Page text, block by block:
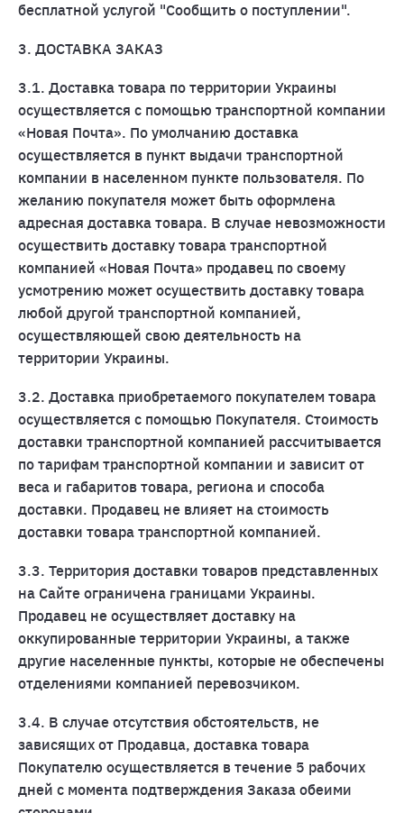
бесплатной услугой "Сообщить о поступлении".
3. ДОСТАВКА ЗАКАЗ
3.1. Доставка товара по территории Украины
осуществляется с помощью транспортной компании
«Новая Почта». По умолчанию доставка
осуществляется в пункт выдачи транспортной
компании в населенном пункте пользователя. По
желанию покупателя может быть оформлена
адресная доставка товара. В случае невозможности
осуществить доставку товара транспортной
компанией «Новая Почта» продавец по своему
усмотрению может осуществить доставку товара
любой другой транспортной компанией,
осуществляющей свою деятельность на
территории Украины.
3.2. Доставка приобретаемого покупателем товара
осуществляется с помощью Покупателя. Стоимость
доставки транспортной компанией рассчитывается
по тарифам транспортной компании и зависит от
веса и габаритов товара, региона и способа
доставки. Продавец не влияет на стоимость
доставки товара транспортной компанией.
3.3. Территория доставки товаров представленных
на Сайте ограничена границами Украины.
Продавец не осуществляет доставку на
оккупированные территории Украины, а также
другие населенные пункты, которые не обеспечены
отделениями компанией перевозчиком.
3.4. В случае отсутствия обстоятельств, не
зависящих от Продавца, доставка товара
Покупателю осуществляется в течение 5 рабочих
дней с момента подтверждения Заказа обеими